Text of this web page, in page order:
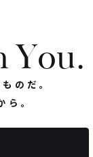
You.
のだ。
ら。